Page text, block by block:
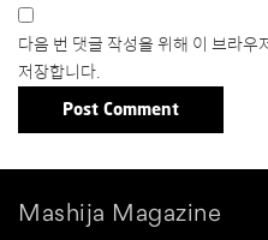
다음 번 댓글 작성을 위해 이 브라우
저장합니다.
Mashija Magazine